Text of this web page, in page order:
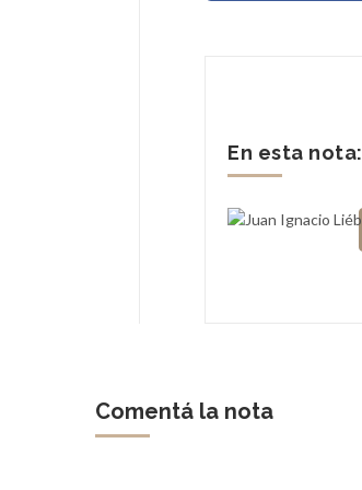
En esta nota:
Comentá la nota